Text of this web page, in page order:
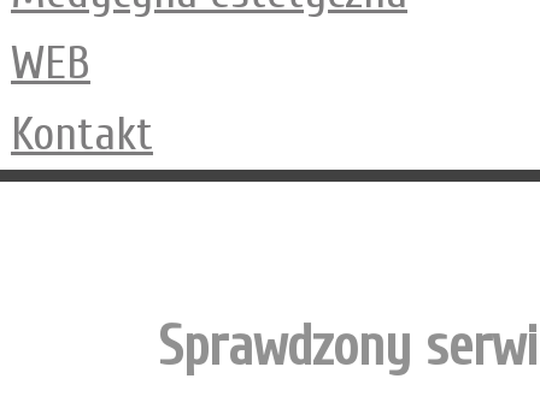
WEB
Kontakt
Sprawdzony